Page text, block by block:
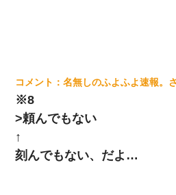
名無しのふよふよ速報。
※8
>頼んでもない
↑
刻んでもない、だよ…